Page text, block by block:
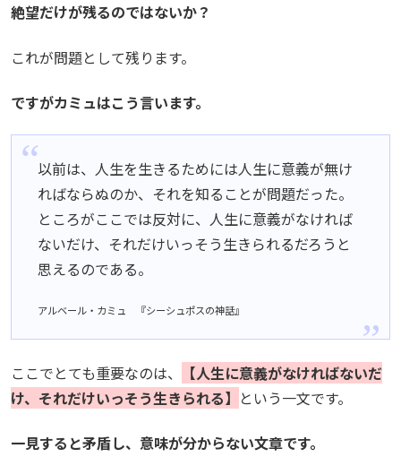
絶望だけが残るのではないか？
これが問題として残ります。
ですがカミュはこう言います。
以前は、人生を生きるためには人生に意義が無け
ればならぬのか、それを知ることが問題だった。
ところがここでは反対に、人生に意義がなければ
ないだけ、それだけいっそう生きられるだろうと
思えるのである。
アルベール・カミュ 『シーシュポスの神話』
ここでとても重要なのは、
【人生に意義がなければないだ
け、それだけいっそう生きられる】 という一文です。
一見すると矛盾し、意味が分からない文章です。